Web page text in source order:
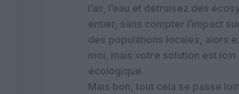
l’air, l’eau et détruisez des
entier, sans compter l’impact
des populations locales, alors
moi, mais votre solution est loin
écologique.
Mais bon, tout cela se passe